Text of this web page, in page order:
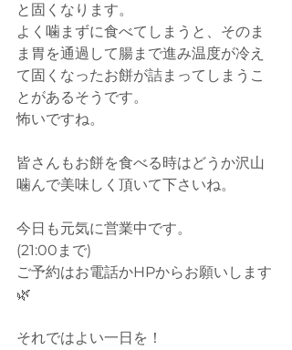
と固くなります。
よく噛まずに食べてしまうと、そのま
ま胃を通過して腸まで進み温度が冷え
て固くなったお餅が詰まってしまうこ
とがあるそうです。
怖いですね。
皆さんもお餅を食べる時はどうか沢山
噛んで美味しく頂いて下さいね。
今日も元気に営業中です。
(21:00まで)
ご予約はお電話かHPからお願いします
🌿
それではよい一日を！